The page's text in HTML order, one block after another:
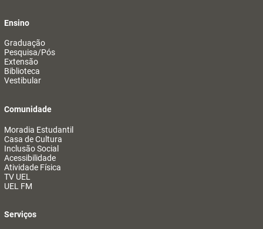
Ensino
Graduação
Pesquisa/Pós
Extensão
Biblioteca
Vestibular
Comunidade
Moradia Estudantil
Casa de Cultura
Inclusão Social
Acessibilidade
Atividade Física
TV UEL
UEL FM
Serviços